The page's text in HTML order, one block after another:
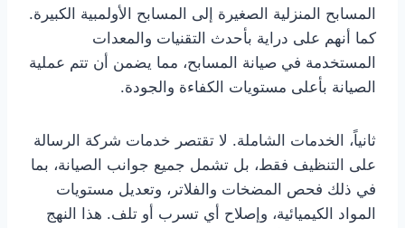
المسابح المنزلية الصغيرة إلى المسابح الأولمبية الكبيرة.
كما أنهم على دراية بأحدث التقنيات والمعدات
المستخدمة في صيانة المسابح، مما يضمن أن تتم عملية
الصيانة بأعلى مستويات الكفاءة والجودة.
ثانياً، الخدمات الشاملة. لا تقتصر خدمات شركة الرسالة
على التنظيف فقط، بل تشمل جميع جوانب الصيانة، بما
في ذلك فحص المضخات والفلاتر، وتعديل مستويات
المواد الكيميائية، وإصلاح أي تسرب أو تلف. هذا النهج